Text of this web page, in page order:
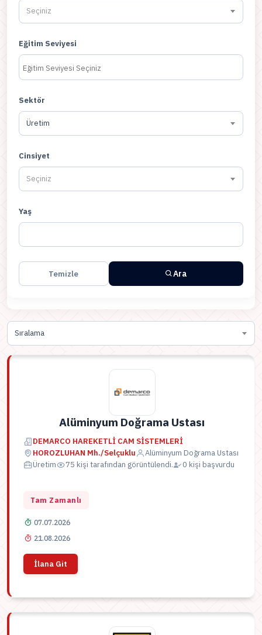
Seçiniz
Eğitim Seviyesi
Sektör
Üretim
Cinsiyet
Seçiniz
Yaş
Temizle Ara
Sıralama
Alüminyum Doğrama Ustası
DEMARCO HAREKETLİ CAM SİSTEMLERİ
HOROZLUHAN Mh./Selçuklu
Alüminyum Doğrama Ustası
Üretim
75 kişi tarafından görüntülendi. 0 kişi başvurdu
Tam Zamanlı
07.07.2026
21.08.2026
İlana Git